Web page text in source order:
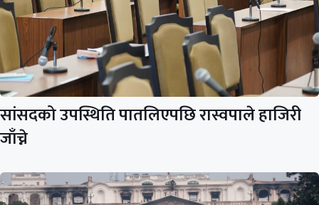
सांसदको उपस्थिति पातलिएपछि रास्वपाले हाजिरी
जाँच्ने